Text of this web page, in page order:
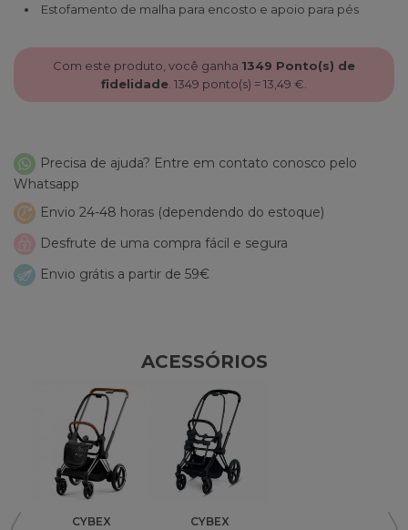
Estofamento de malha para encosto e apoio para pés
Com este produto, você ganha 1349 Ponto(s) de
fidelidade 1349 ponto(s) =13,49 €
Precisa de ajuda? Entre em contato conosco pelo
Whatsapp
Envio 24-48 horas (dependendo do estoque)
Desfrute de uma compra fácil e segura
Envio grátis a partir de 59€
ACESSÓRIOS
CYBEX CYBEX